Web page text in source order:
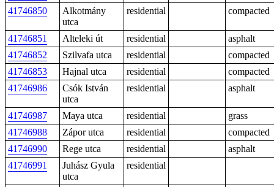
41746850
Alkotmány
utca
residential compacted
41746851 Alteleki út residential
asphalt
41746852
Szilvafa utca residential
compacted
41746853
Hajnal utca residential
compacted
41746986
Csók István
utca
residential asphalt
41746987 Maya utca residential
grass
41746988
Zápor utca residential
compacted
41746990
Rege utca residential
asphalt
41746991
Juhász Gyula
utca
residential